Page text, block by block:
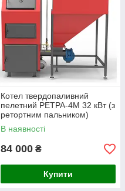
Котел твердопаливний
пелетний РЕТРА-4М 32 кВт (з
ретортним пальником)
В наявності
84 000 ₴
Купити